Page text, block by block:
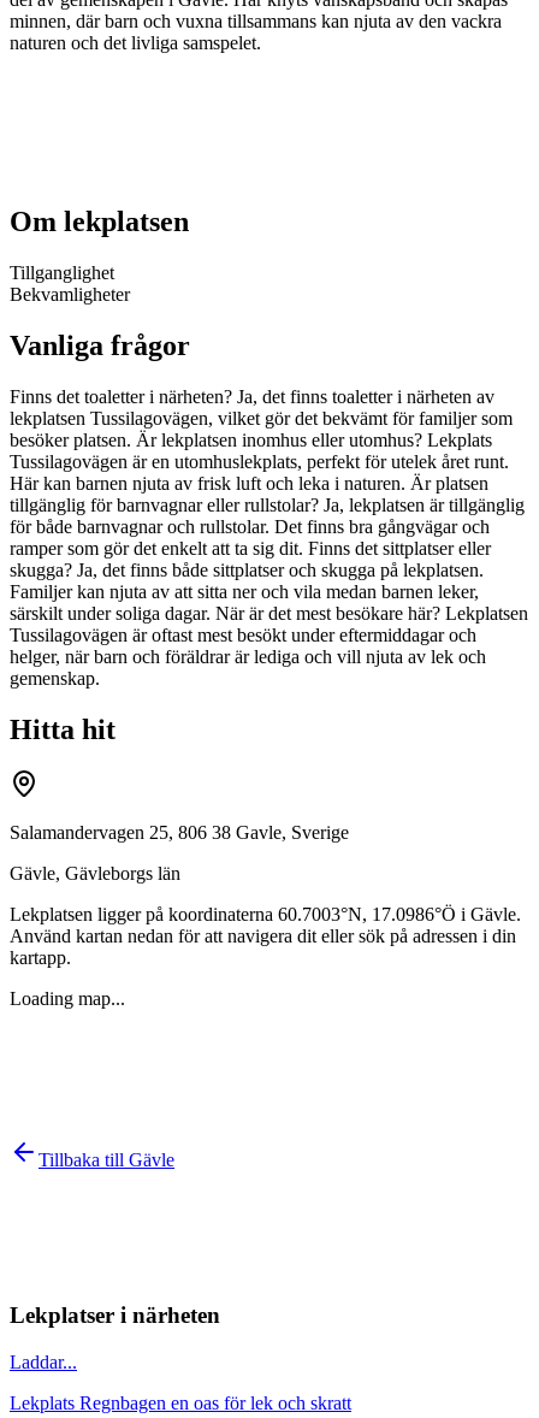
minnen, där barn och vuxna tillsammans kan njuta av den vackra
naturen och det livliga samspelet.
Om lekplatsen
Tillganglighet
Bekvamligheter
Vanliga frågor
Finns det toaletter i närheten? Ja, det finns toaletter i närheten av
lekplatsen Tussilagovägen, vilket gör det bekvämt för familjer som
besöker platsen. Är lekplatsen inomhus eller utomhus? Lekplats
Tussilagovägen är en utomhuslekplats, perfekt för utelek året runt.
Här kan barnen njuta av frisk luft och leka i naturen. Är platsen
tillgänglig för barnvagnar eller rullstolar? Ja, lekplatsen är tillgänglig
för både barnvagnar och rullstolar. Det finns bra gångvägar och
ramper som gör det enkelt att ta sig dit. Finns det sittplatser eller
skugga? Ja, det finns både sittplatser och skugga på lekplatsen.
Familjer kan njuta av att sitta ner och vila medan barnen leker,
särskilt under soliga dagar. När är det mest besökare här? Lekplatsen
Tussilagovägen är oftast mest besökt under eftermiddagar och
helger, när barn och föräldrar är lediga och vill njuta av lek och
gemenskap.
Hitta hit
Salamandervagen 25, 806 38 Gavle, Sverige
Gävle, Gävleborgs län
Lekplatsen ligger på koordinaterna 60.7003°N, 17.0986°Ö i Gävle.
Använd kartan nedan för att navigera dit eller sök på adressen i din
kartapp.
Loading map...
Tillbaka till Gävle
Lekplatser i närheten
Laddar...
Lekplats Regnbagen en oas för lek och skratt